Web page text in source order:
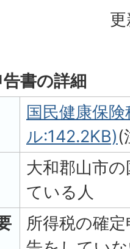
書の詳細
国民健康保
ル:142.2KB)(
大和郡山市
ている人
所得税の確